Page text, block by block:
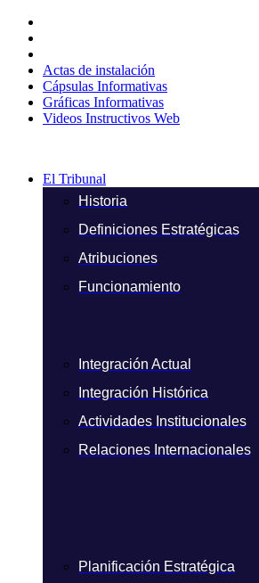
contenido
Actas de instalación
Cápsulas Informativas
Gráficas Informativas
Videos Instructivos Web
El Tribunal
Historia
Definiciones Estratégicas
Atribuciones
Funcionamiento
Integración Actual
Integración Histórica
Actividades Institucionales
Relaciones Internacionales
Planificación Estratégica